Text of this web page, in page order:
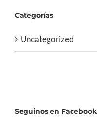
Categorías
Uncategorized
Seguinos en Facebook